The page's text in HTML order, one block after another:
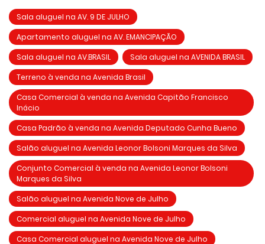
Sala aluguel na AV. 9 DE JULHO
Apartamento aluguel na AV. EMANCIPAÇÃO
Sala aluguel na AV.BRASIL
Sala aluguel na AVENIDA BRASIL
Terreno à venda na Avenida Brasil
Casa Comercial à venda na Avenida Capitão Francisco
Inácio
Casa Padrão à venda na Avenida Deputado Cunha Bueno
Salão aluguel na Avenida Leonor Bolsoni Marques da Silva
Conjunto Comercial à venda na Avenida Leonor Bolsoni
Marques da Silva
Salão aluguel na Avenida Nove de Julho
Comercial aluguel na Avenida Nove de Julho
Casa Comercial aluguel na Avenida Nove de Julho